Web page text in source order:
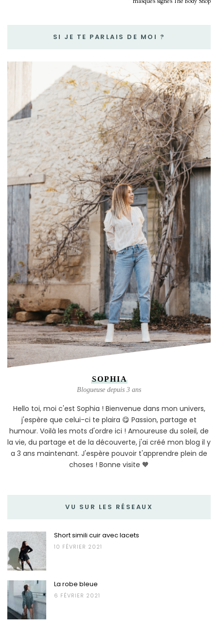
SI JE TE PARLAIS DE MOI ?
SOPHIA
Blogueuse depuis 3 ans
Hello toi, moi c'est Sophia ! Bienvenue dans mon univers,
j'espère que celui-ci te plaira 😋 Passion, partage et
humour. Voilà les mots d'ordre ici ! Amoureuse du soleil, de
la vie, du partage et de la découverte, j'ai créé mon blog il y
a 3 ans maintenant. J'espère pouvoir t'apprendre plein de
choses ! Bonne visite 🧡
VU SUR LES RÉSEAUX
Short simili cuir avec lacets
10 FÉVRIER 2021
La robe bleue
6 FÉVRIER 2021